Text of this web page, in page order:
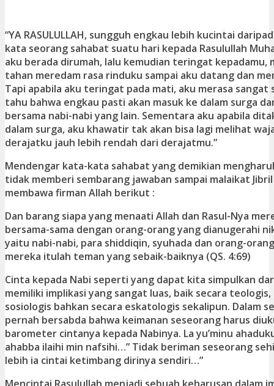
“YA RASULULLAH, sungguh engkau lebih kucintai
kata seorang sahabat suatu hari kepada Rasulullah
aku berada dirumah, lalu kemudian teringat kepadamu,
tahan meredam rasa rinduku sampai aku datang dan
Tapi apabila aku teringat pada mati, aku merasa sangat
tahu bahwa engkau pasti akan masuk ke dalam surga
bersama nabi-nabi yang lain. Sementara aku apabila
dalam surga, aku khawatir tak akan bisa lagi melihat
derajatku jauh lebih rendah dari derajatmu.”
Mendengar kata-kata sahabat yang demikian
tidak memberi sembarang jawaban sampai malaikat
membawa firman Allah berikut :
Dan barang siapa yang menaati Allah dan Rasul-Nya
bersama-sama dengan orang-orang yang dianugerahi
yaitu nabi-nabi, para shiddiqin, syuhada dan orang-
mereka itulah teman yang sebaik-baiknya (QS. 4:69)
Cinta kepada Nabi seperti yang dapat kita simpulkan
memiliki implikasi yang sangat luas, baik secara
sosiologis bahkan secara eskatologis sekalipun. Dalam
pernah bersabda bahwa keimanan seseorang harus
barometer cintanya kepada Nabinya. La yu’minu
ahabba ilaihi min nafsihi…” Tidak beriman seseorang
lebih ia cintai ketimbang dirinya sendiri…”